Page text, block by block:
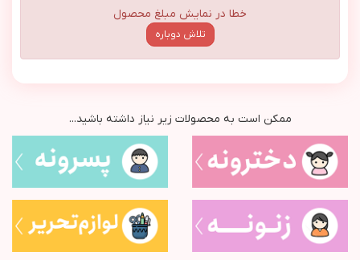
خطا در نمایش مبلغ محصول
تلاش دوباره
ممکن است به محصولات زیر نیاز داشته باشید...